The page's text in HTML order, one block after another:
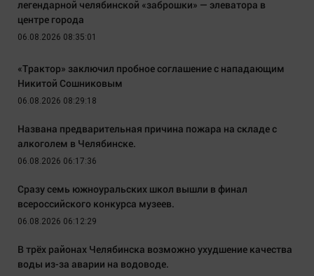
легендарной челябинской «заброшки» — элеватора в
центре города
06.08.2026 08:35:01
«Трактор» заключил пробное соглашение с нападающим
Никитой Сошниковым
06.08.2026 08:29:18
Названа предварительная причина пожара на складе с
алкоголем в Челябинске.
06.08.2026 06:17:36
Сразу семь южноуральских школ вышли в финал
всероссийского конкурса музеев.
06.08.2026 06:12:29
В трёх районах Челябинска возможно ухудшение качества
воды из-за аварии на водоводе.